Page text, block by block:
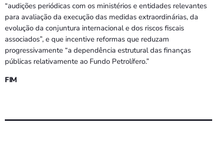
“audições periódicas com os ministérios e entidades relevantes
para avaliação da execução das medidas extraordinárias, da
evolução da conjuntura internacional e dos riscos fiscais
associados”, e que incentive reformas que reduzam
progressivamente “a dependência estrutural das finanças
públicas relativamente ao Fundo Petrolífero.”
FIM